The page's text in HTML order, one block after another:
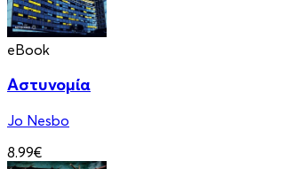
eBook
Αστυνομία
Jo Nesbo
8.99€